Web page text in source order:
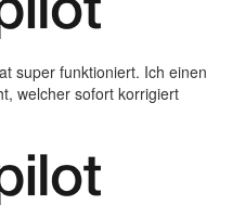
super funktioniert. Ich einen
welcher sofort korrigiert